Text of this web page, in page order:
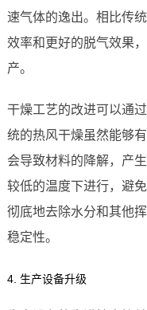
速气体的逸出。相比传
效率和更好的脱气效果
产。
干燥工艺的改进可以通
统的热风干燥虽然能够
会导致材料的降解，产
较低的温度下进行，避
彻底地去除水分和其他
稳定性。
4. 生产设备升级